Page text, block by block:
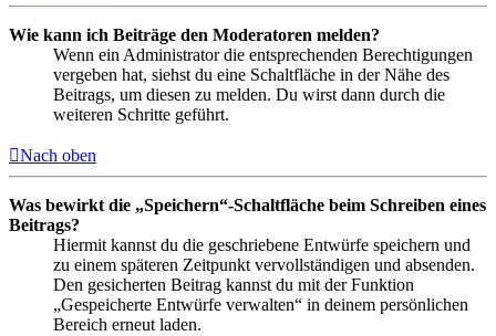
Wie kann ich Beiträge den Moderatoren melden?
Wenn ein Administrator die entsprechenden Berechtigungen
vergeben hat, siehst du eine Schaltfläche in der Nähe des
Beitrags, um diesen zu melden. Du wirst dann durch die
weiteren Schritte geführt.
Nach oben
Was bewirkt die „Speichern“-Schaltfläche beim Schreiben eines
Beitrags?
Hiermit kannst du die geschriebene Entwürfe speichern und
zu einem späteren Zeitpunkt vervollständigen und absenden.
Den gesicherten Beitrag kannst du mit der Funktion
„Gespeicherte Entwürfe verwalten“ in deinem persönlichen
Bereich erneut laden.